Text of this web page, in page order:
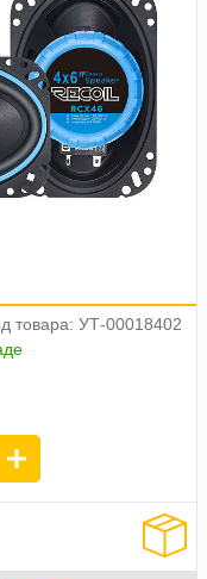
товара: УТ-00018402